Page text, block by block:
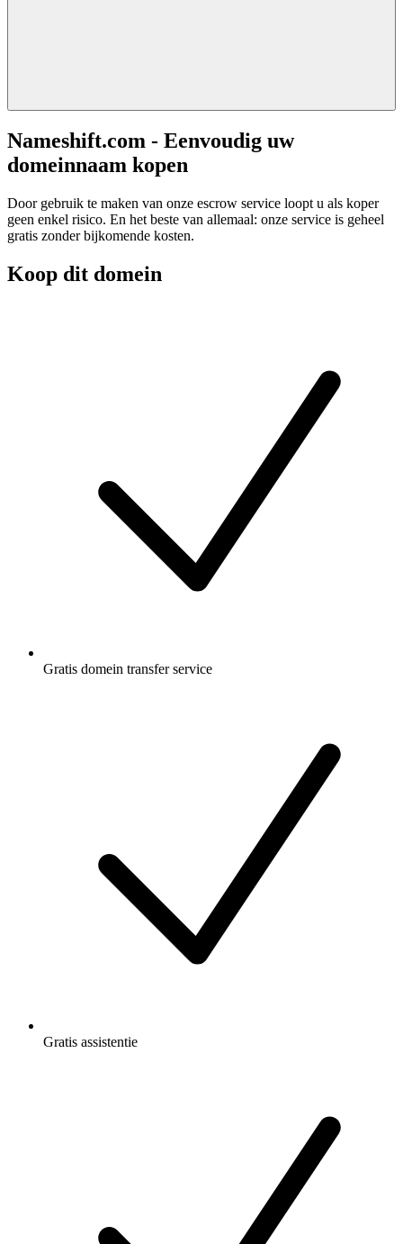
Nameshift.com - Eenvoudig uw
domeinnaam kopen
Door gebruik te maken van onze escrow service loopt u als koper
geen enkel risico. En het beste van allemaal: onze service is geheel
gratis zonder bijkomende kosten.
Koop dit domein
Gratis domein transfer service
Gratis assistentie